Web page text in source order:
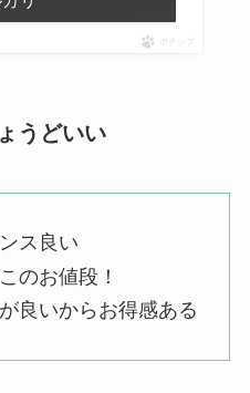
ポチップ
うどいい
ス良い
のお値段！
良いからお得感ある